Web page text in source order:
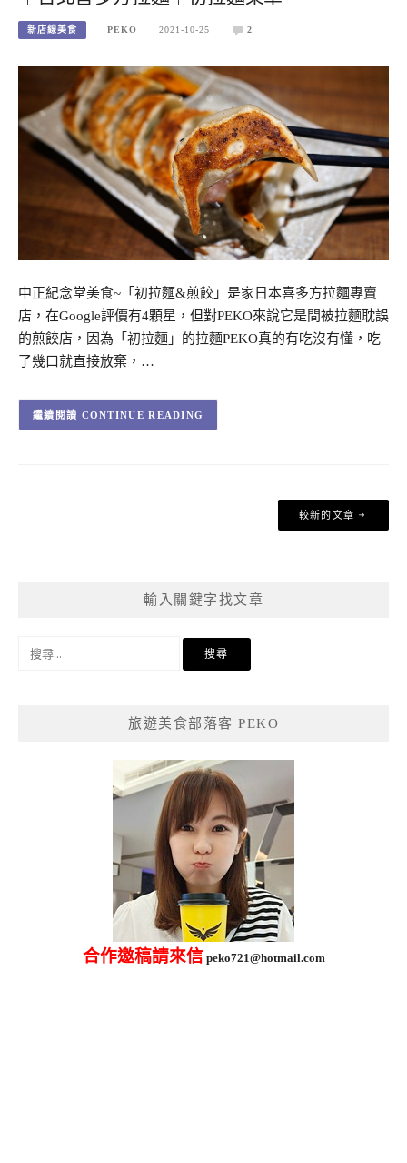
新店線美食 PEKO 2021-10-25 2
中正紀念堂美食~「初拉麵&煎餃」是家日本喜多方拉麵專賣
店，在Google評價有4顆星，但對PEKO來說它是間被拉麵耽誤
的煎餃店，因為「初拉麵」的拉麵PEKO真的有吃沒有懂，吃
了幾口就直接放棄，…
CONTINUE READING
較新的文章
輸入關鍵字找文章
旅遊美食部落客 PEKO
合作邀稿請來信 peko721@hotmail.com